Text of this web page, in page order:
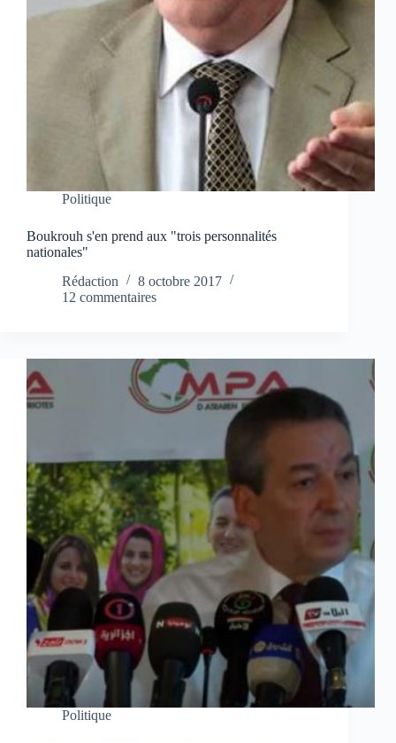
Politique
Boukrouh s'en prend aux "trois personnalités
nationales"
Rédaction
8 octobre 2017
12 commentaires
Politique